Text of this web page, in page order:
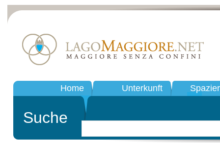
Home Unterkunft
Suche